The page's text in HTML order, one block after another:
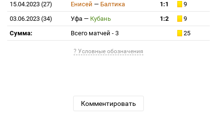
15.04.2023 (27)
Енисей — Балтика 1:1
9
03.06.2023 (34)
Уфа — Кубань 1:2
9
Сумма:
Всего матчей - 3 25
? Условные обозначения
Комментировать